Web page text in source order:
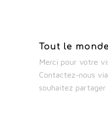
Tout le
Merci pour votre
Contactez-nous
souhaitez partager